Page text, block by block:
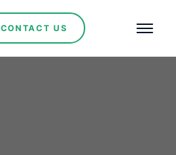
CONTACT US